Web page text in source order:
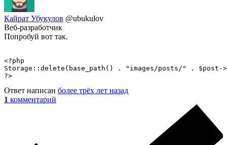
Кайрат Убукулов @ubukulov
Веб-разработчик
Попробуй вот так.
<?php
Storage::delete(base_path() . "images/posts/" . $post-
?>
Ответ написан более трёх лет назад
1 комментарий